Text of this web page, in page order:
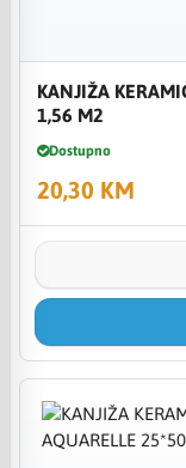
KANJIŽA
1,56 M2
Dostupno
20,30 KM